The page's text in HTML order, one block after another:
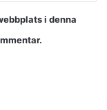
i denna